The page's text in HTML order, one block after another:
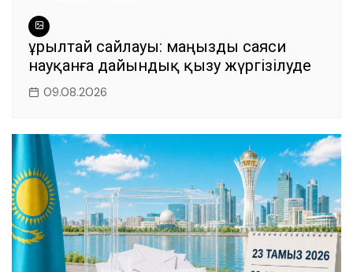
Құрылтай сайлауы: маңызды саяси
науқанға дайындық қызу жүргізілуде
09.08.2026